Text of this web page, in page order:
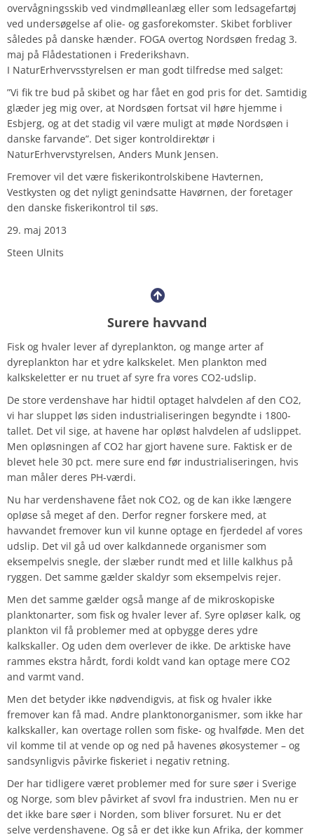
overvågningsskib ved vindmølleanlæg eller som ledsagefartøj
ved undersøgelse af olie- og gasforekomster. Skibet forbliver
således på danske hænder. FOGA overtog Nordsøen fredag 3.
maj på Flådestationen i Frederikshavn.
I NaturErhvervsstyrelsen er man godt tilfredse med salget:
”Vi fik tre bud på skibet og har fået en god pris for det. Samtidig
glæder jeg mig over, at Nordsøen fortsat vil høre hjemme i
Esbjerg, og at det stadig vil være muligt at møde Nordsøen i
danske farvande”. Det siger kontroldirektør i
NaturErhvervstyrelsen, Anders Munk Jensen.
Fremover vil det være fiskerikontrolskibene Havternen,
Vestkysten og det nyligt genindsatte Havørnen, der foretager
den danske fiskerikontrol til søs.
29. maj 2013
Steen Ulnits
Surere havvand
Fisk og hvaler lever af dyreplankton, og mange arter af
dyreplankton har et ydre kalkskelet. Men plankton med
kalkskeletter er nu truet af syre fra vores CO2-udslip.
De store verdenshave har hidtil optaget halvdelen af den CO2,
vi har sluppet løs siden industrialiseringen begyndte i 1800-
tallet. Det vil sige, at havene har opløst halvdelen af udslippet.
Men opløsningen af CO2 har gjort havene sure. Faktisk er de
blevet hele 30 pct. mere sure end før industrialiseringen, hvis
man måler deres PH-værdi.
Nu har verdenshavene fået nok CO2, og de kan ikke længere
opløse så meget af den. Derfor regner forskere med, at
havvandet fremover kun vil kunne optage en fjerdedel af vores
udslip. Det vil gå ud over kalkdannede organismer som
eksempelvis snegle, der slæber rundt med et lille kalkhus på
ryggen. Det samme gælder skaldyr som eksempelvis rejer.
Men det samme gælder også mange af de mikroskopiske
planktonarter, som fisk og hvaler lever af. Syre opløser kalk, og
plankton vil få problemer med at opbygge deres ydre
kalkskaller. Og uden dem overlever de ikke. De arktiske have
rammes ekstra hårdt, fordi koldt vand kan optage mere CO2
and varmt vand.
Men det betyder ikke nødvendigvis, at fisk og hvaler ikke
fremover kan få mad. Andre planktonorganismer, som ikke har
kalkskaller, kan overtage rollen som fiske- og hvalføde. Men det
vil komme til at vende op og ned på havenes økosystemer – og
sandsynligvis påvirke fiskeriet i negativ retning.
Der har tidligere været problemer med for sure søer i Sverige
og Norge, som blev påvirket af svovl fra industrien. Men nu er
det ikke bare søer i Norden, som bliver forsuret. Nu er det
selve verdenshavene. Og så er det ikke kun Afrika, der kommer